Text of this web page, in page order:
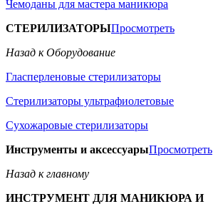
Чемоданы для мастера маникюра
СТЕРИЛИЗАТОРЫПросмотреть
Назад к Оборудование
Гласперленовые стерилизаторы
Стерилизаторы ультрафиолетовые
Сухожаровые стерилизаторы
Инструменты и аксессуарыПросмотреть
Назад к главному
ИНСТРУМЕНТ ДЛЯ МАНИКЮРА И